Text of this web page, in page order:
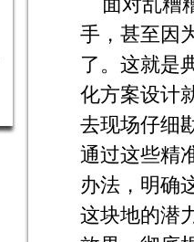
手，甚至因
了。这就是
化方案设计
去现场仔细
通过这些精
办法，明确
这块地的潜